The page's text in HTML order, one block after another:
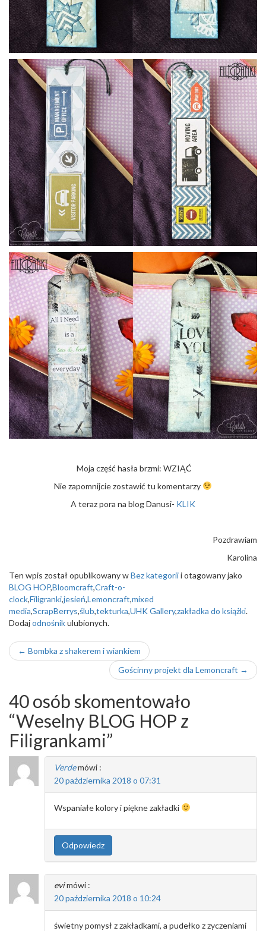
Moja część hasła brzmi: WZIĄĆ
Nie zapomnijcie zostawić tu komentarzy
A teraz pora na blog Danusi- KLIK
Pozdrawiam
Karolina
Ten wpis został opublikowany wBez kategoriii otagowany jako
BLOG HOP,Bloomcraft,Craft-o-
clock,Filigranki,jesień,Lemoncraft,mixed
media,ScrapBerrys,ślub,tekturka,UHK Gallery,zakładka do książki.
Dodajodnośnikulubionych.
Nawigacja
← Bombka z shakerem i wiankiem
Gościnny projekt dla Lemoncraft →
40 osób skomentowało
“Weselny BLOG HOP z
Filigrankami”
Verdemówi :
20 października 2018 o 07:31
Wspaniałe kolory i piękne zakładki
Odpowiedz
evimówi :
20 października 2018 o 10:24
świetny pomysł z zakładkami, a pudełko z zyczeniami